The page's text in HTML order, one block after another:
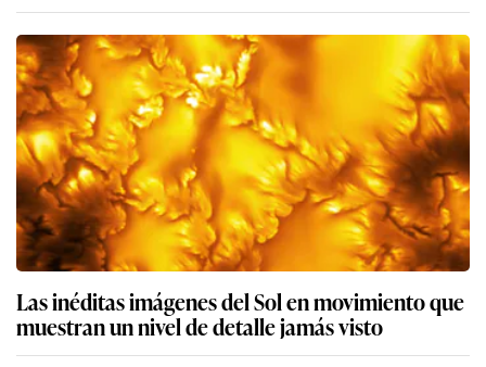
Las inéditas imágenes del Sol en movimiento que
muestran un nivel de detalle jamás visto